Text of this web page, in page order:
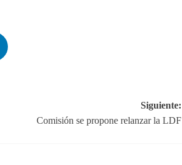
Siguiente:
Comisión se propone relanzar la LDF